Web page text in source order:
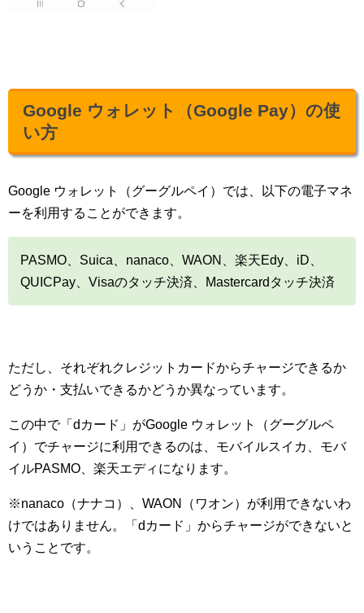
Google ウォレット（Google Pay）の使
い方
Google ウォレット（グーグルペイ）では、以下の電子マネ
ーを利用することができます。
PASMO、Suica、nanaco、WAON、楽天Edy、iD、
QUICPay、Visaのタッチ決済、Mastercardタッチ決済
ただし、それぞれクレジットカードからチャージできるか
どうか・支払いできるかどうか異なっています。
この中で「dカード」がGoogle ウォレット（グーグルペ
イ）でチャージに利用できるのは、モバイルスイカ、モバ
イルPASMO、楽天エディになります。
※nanaco（ナナコ）、WAON（ワオン）が利用できないわ
けではありません。「dカード」からチャージができないと
いうことです。